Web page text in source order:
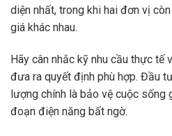
diện nhất, trong khi hai đơn vị
giá khác nhau.
Hãy cân nhắc kỹ nhu cầu thực tế
đưa ra quyết định phù hợp. Đầu
lượng chính là bảo vệ cuộc sống
đoạn điện năng bất ngờ.